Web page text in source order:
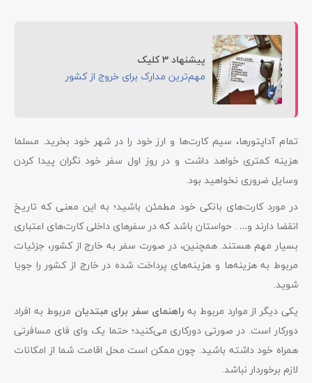
پیشنهاد 3 کلیک
مهم‌ترین مدارک برای خروج از کشور
تمام آداپتورها، سیم کارت‌ها و ارز خود را در شهر خود بخرید. مسلما
هزینه کمتری خواهد داشت و در روز اول سفر خود نگران پیدا کردن
وسایل ضروری نخواهید بود.
در مورد کارت‌های بانکی خود مطمئن باشید؛ به این معنی که تاریخ
انقضا دارند و… . حواستان باشد که در سفرهای داخلی کارت‌های اعتباری
بسیار مهم هستند. همچنین، در صورت سفر به خارج از کشور، جزئیات
مربوط به هزینه‌ها و هزینه‌های پرداخت شده در خارج از کشور را جویا
شوید.
یکی دیگر از موارد مربوط به راهنمای سفر برای مبتدیان مربوط به افراد
دورکار است. در صورتی دورکاری می‌کنید؛ حتما یک وای فای مسافرتی
همراه خود داشته باشید. چون ممکن است محل اقامت شما از امکانات
لازم برخوردار نباشد.